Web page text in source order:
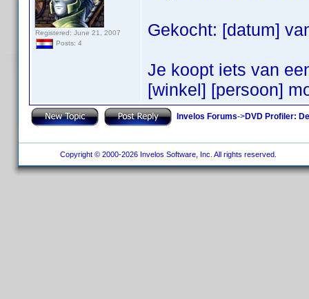
Registered: June 21, 2007
Posts: 4
Gekocht: [datum]
Je koopt iets van
[winkel] [persoon]
Invelos Forums->DVD Profiler:
Copyright © 2000-2026 Invelos Software, Inc. All rights reserved.